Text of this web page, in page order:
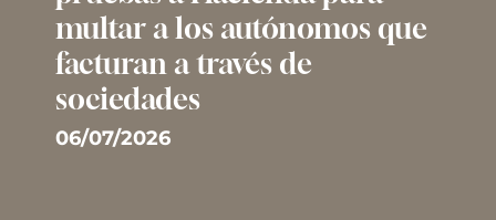
multar a los autónomos que
facturan a través de
sociedades
06/07/2026